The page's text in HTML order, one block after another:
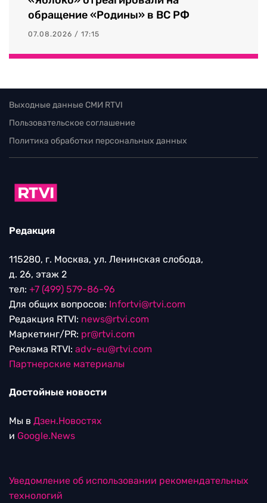
обращение «Родины» в ВС РФ
07.08.2026 / 17:15
Выходные данные СМИ RTVI
Пользовательское соглашение
Политика обработки персональных данных
Редакция
115280, г. Москва, ул. Ленинская слобода,
д. 26, этаж 2
тел: +7 (499) 579-86-96
Для общих вопросов: Infortvi@rtvi.com
Редакция RTVI: news@rtvi.com
Маркетинг/PR: pr@rtvi.com
Реклама RTVI: adv-eu@rtvi.com
Партнерские материалы
Достойные новости
Мы в Дзен.Новостях
и Google.News
Уведомление об использовании рекомендательных
технологий